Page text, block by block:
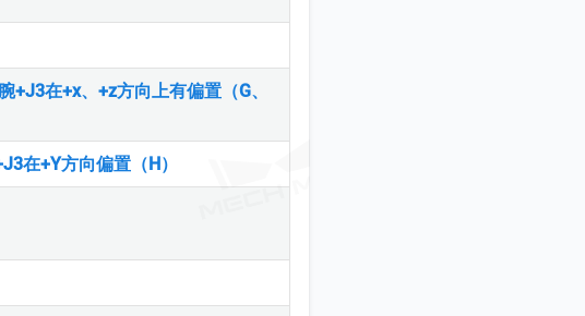
+J3在+x、+z方向上有偏置（G、
在+Y方向偏置（H）